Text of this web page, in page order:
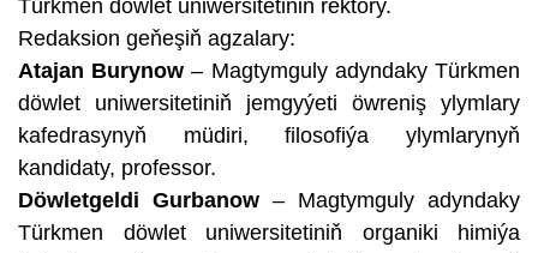
Türkmen döwlet uniwersitetiniň rektory.
Redaksion geňeşiň agzalary:
Atajan Burynow – Magtymguly adyndaky Türkmen
döwlet uniwersitetiniň jemgyýeti öwreniş ylymlary
kafedrasynyň müdiri, filosofiýa ylymlarynyň
kandidaty, professor.
Döwletgeldi Gurbanow – Magtymguly adyndaky
Türkmen döwlet uniwersitetiniň organiki himiýa